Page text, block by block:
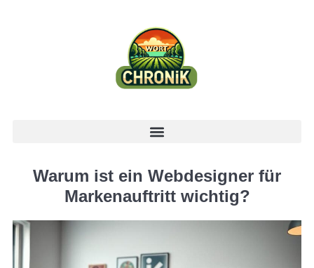
Warum ist ein Webdesigner für
Markenauftritt wichtig?